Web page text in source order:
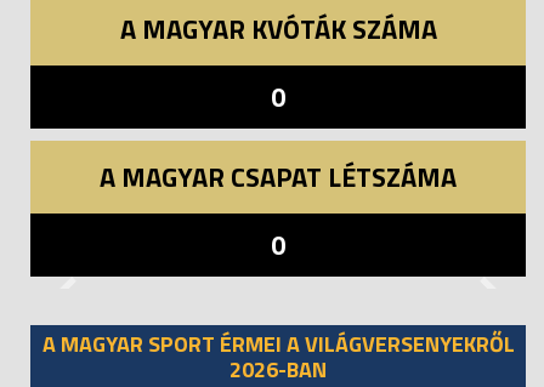
A MAGYAR KVÓTÁK SZÁMA
0
A MAGYAR CSAPAT LÉTSZÁMA
0
A MAGYAR SPORT ÉRMEI A VILÁGVERSENYEKRŐL
2026-BAN